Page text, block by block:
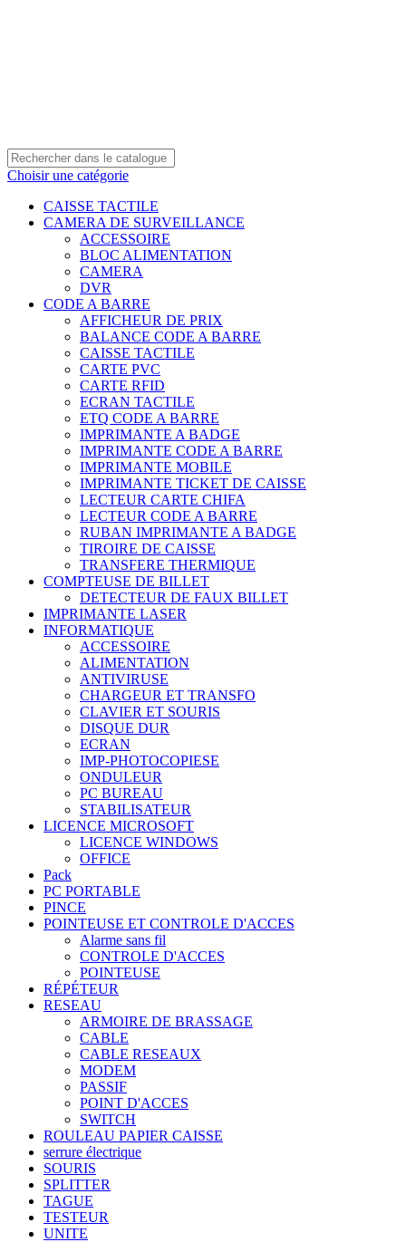
Choisir une catégorie
CAISSE TACTILE
CAMERA DE SURVEILLANCE
ACCESSOIRE
BLOC ALIMENTATION
CAMERA
DVR
CODE A BARRE
AFFICHEUR DE PRIX
BALANCE CODE A BARRE
CAISSE TACTILE
CARTE PVC
CARTE RFID
ECRAN TACTILE
ETQ CODE A BARRE
IMPRIMANTE A BADGE
IMPRIMANTE CODE A BARRE
IMPRIMANTE MOBILE
IMPRIMANTE TICKET DE CAISSE
LECTEUR CARTE CHIFA
LECTEUR CODE A BARRE
RUBAN IMPRIMANTE A BADGE
TIROIRE DE CAISSE
TRANSFERE THERMIQUE
COMPTEUSE DE BILLET
DETECTEUR DE FAUX BILLET
IMPRIMANTE LASER
INFORMATIQUE
ACCESSOIRE
ALIMENTATION
ANTIVIRUSE
CHARGEUR ET TRANSFO
CLAVIER ET SOURIS
DISQUE DUR
ECRAN
IMP-PHOTOCOPIESE
ONDULEUR
PC BUREAU
STABILISATEUR
LICENCE MICROSOFT
LICENCE WINDOWS
OFFICE
Pack
PC PORTABLE
PINCE
POINTEUSE ET CONTROLE D'ACCES
Alarme sans fil
CONTROLE D'ACCES
POINTEUSE
RÉPÉTEUR
RESEAU
ARMOIRE DE BRASSAGE
CABLE
CABLE RESEAUX
MODEM
PASSIF
POINT D'ACCES
SWITCH
ROULEAU PAPIER CAISSE
serrure électrique
SOURIS
SPLITTER
TAGUE
TESTEUR
UNITE